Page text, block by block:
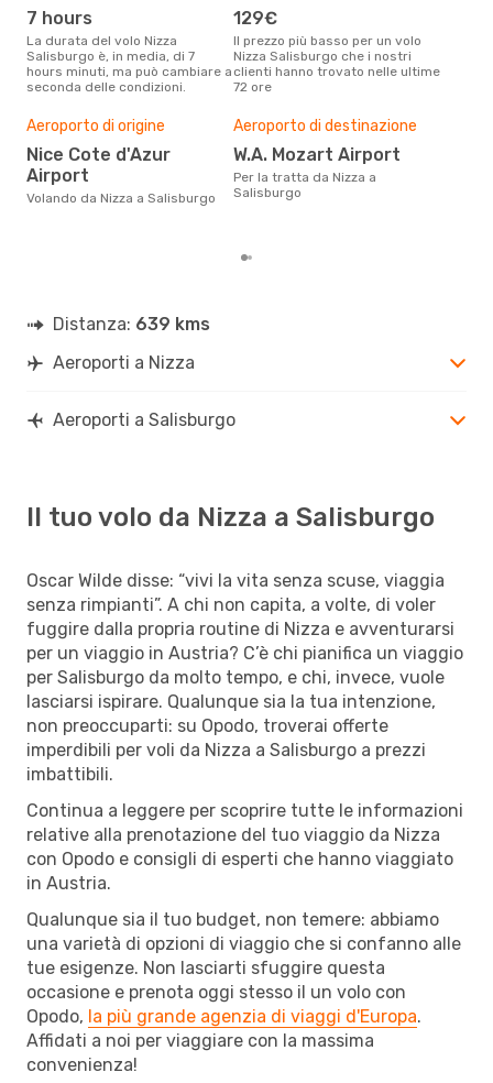
7 hours
La durata del volo Nizza
Salisburgo è, in media, di 7
hours minuti, ma può cambiare a
seconda delle condizioni.
129€
Il prezzo più basso per un volo
Nizza Salisburgo che i nostri
clienti hanno trovato nelle ultime
72 ore
Aeroporto di origine
Nice Cote d'Azur
Airport
Volando da Nizza a Salisburgo
Aeroporto di destinazione
W.A. Mozart Airport
Per la tratta da Nizza a
Salisburgo
Distanza: 639 kms
Aeroporti a Nizza
Aeroporti a Salisburgo
Il tuo volo da Nizza a Salisburgo
Oscar Wilde disse: “vivi la vita senza scuse, viaggia
senza rimpianti”. A chi non capita, a volte, di voler
fuggire dalla propria routine di Nizza e avventurarsi
per un viaggio in Austria? C’è chi pianifica un viaggio
per Salisburgo da molto tempo, e chi, invece, vuole
lasciarsi ispirare. Qualunque sia la tua intenzione,
non preoccuparti: su Opodo, troverai offerte
imperdibili per voli da Nizza a Salisburgo a prezzi
imbattibili.
Continua a leggere per scoprire tutte le informazioni
relative alla prenotazione del tuo viaggio da Nizza
con Opodo e consigli di esperti che hanno viaggiato
in Austria.
Qualunque sia il tuo budget, non temere: abbiamo
una varietà di opzioni di viaggio che si confanno alle
tue esigenze. Non lasciarti sfuggire questa
occasione e prenota oggi stesso il un volo con
Opodo, la più grande agenzia di viaggi d'Europa.
Affidati a noi per viaggiare con la massima
convenienza!